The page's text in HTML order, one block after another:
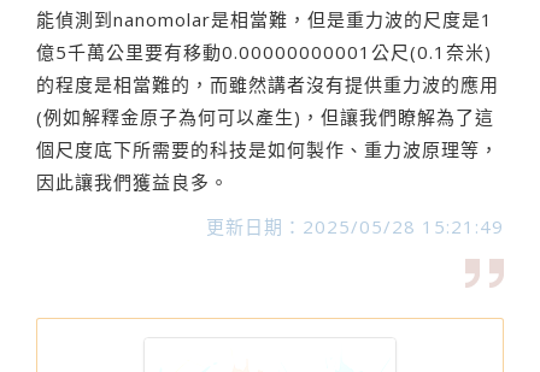
能偵測到nanomolar是相當難，但是重力波的尺度是1
億5千萬公里要有移動0.00000000001公尺(0.1奈米)
的程度是相當難的，而雖然講者沒有提供重力波的應用
(例如解釋金原子為何可以產生)，但讓我們瞭解為了這
個尺度底下所需要的科技是如何製作、重力波原理等，
因此讓我們獲益良多。
更新日期：2025/05/28 15:21:49